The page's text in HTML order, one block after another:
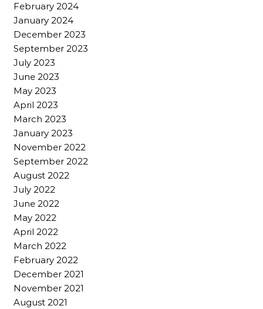
February 2024
January 2024
December 2023
September 2023
July 2023
June 2023
May 2023
April 2023
March 2023
January 2023
November 2022
September 2022
August 2022
July 2022
June 2022
May 2022
April 2022
March 2022
February 2022
December 2021
November 2021
August 2021